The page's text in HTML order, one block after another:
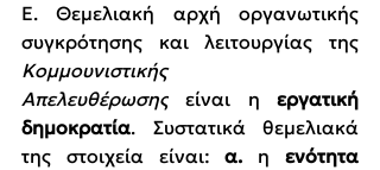
Ε. Θεμελιακή αρχή οργανωτικής
Κομμουνιστικής
Απελευθέρωσης είναι η εργατική
δημοκρατία. Συστατικά θεμελιακά
της στοιχεία είναι: α. η ενότητα